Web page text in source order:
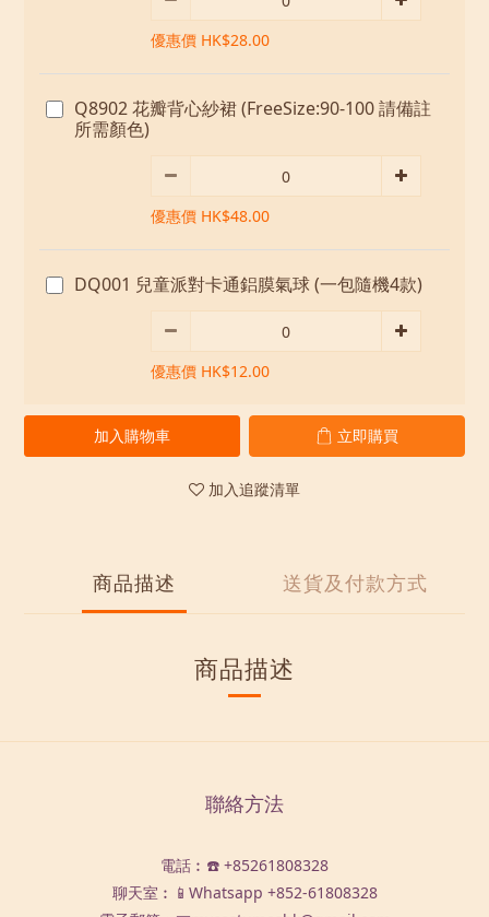
優惠價 HK$28.00
Q8902 花瓣背心紗裙 (FreeSize:90-100 請備註
所需顏色)
優惠價 HK$48.00
DQ001 兒童派對卡通鋁膜氣球 (一包隨機4款)
優惠價 HK$12.00
加入購物車 立即購買
加入追蹤清單
商品描述 送貨及付款方式
商品描述
聯絡方法
電話︰☎️ +85261808328
聊天室︰📱Whatsapp +852-61808328